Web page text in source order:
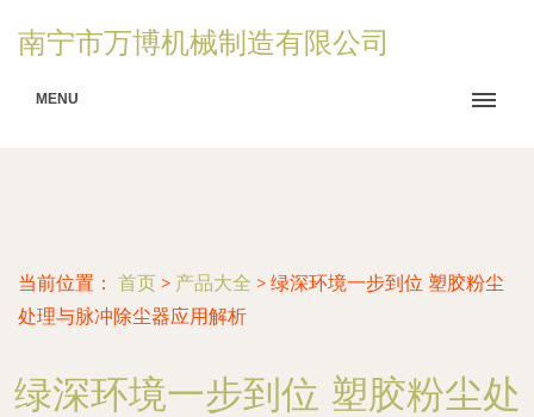
南宁市万博机械制造有限公司
MENU
当前位置： 首页 > 产品大全 > 绿深环境一步到位 塑胶粉尘
处理与脉冲除尘器应用解析
绿深环境一步到位 塑胶粉尘处